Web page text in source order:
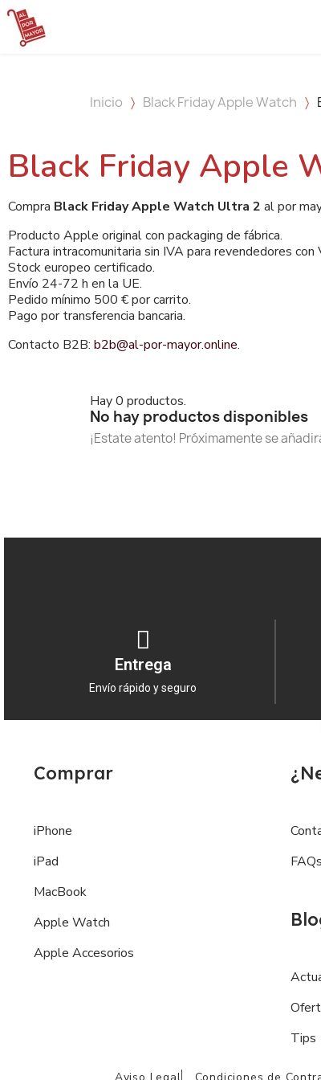
Inicio Black Friday Apple Watch
Black Friday Apple
Compra Black Friday Apple Watch Ultra 2 al por
Producto Apple original con packaging de fábrica.
Factura intracomunitaria sin IVA para revendedores
Stock europeo certificado.
Envío 24-72 h en la UE.
Pedido mínimo 500 € por carrito.
Pago por transferencia bancaria.
Contacto B2B: b2b@al-por-mayor.online.
Hay 0 productos.
No hay productos disponibles
¡Estate atento! Próximamente se
Entrega
Envío rápido y seguro
Comprar
iPhone
iPad
MacBook
Apple Watch
Apple Accesorios
FAQs
Tips